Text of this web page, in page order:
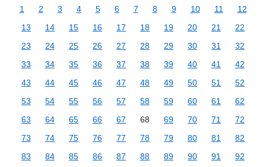
1 2 3 4 5 6 7 8 9 10 11
12
13
14 15 16 17 18 19 20 21
22
23
24 25 26 27 28 29 30 31
32
33
34 35 36 37 38 39 40 41
42
43
44 45 46 47 48 49 50 51
52
53
54 55 56 57 58 59 60 61
62
63
64 65 66 67 68 69 70 71
72
73
74 75 76 77 78 79 80 81
82
83
84 85 86 87 88 89 90 91
92